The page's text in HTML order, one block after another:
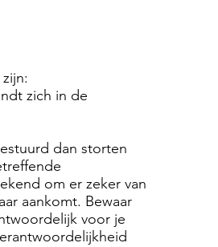
zich in de
dan storten
om er zeker van
aankomt. Bewaar
voor je